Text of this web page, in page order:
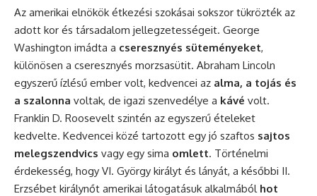
Az amerikai elnökök étkezési szokásai sokszor tükrözték az
adott kor és társadalom jellegzetességeit. George
Washington imádta a cseresznyés süteményeket,
különösen a cseresznyés morzsasütit. Abraham Lincoln
egyszerű ízlésű ember volt, kedvencei az alma, a tojás és
a szalonna voltak, de igazi szenvedélye a kávé volt.
Franklin D. Roosevelt szintén az egyszerű ételeket
kedvelte. Kedvencei közé tartozott egy jó szaftos sajtos
melegszendvics vagy egy sima omlett. Történelmi
érdekesség, hogy VI. György királyt és lányát, a későbbi II.
Erzsébet királynőt amerikai látogatásuk alkalmából hot